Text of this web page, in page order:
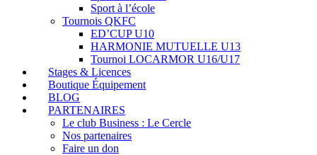
Sport à l’école
Tournois QKFC
ED’CUP U10
HARMONIE MUTUELLE U13
Tournoi LOCARMOR U16/U17
Stages & Licences
Boutique Équipement
BLOG
PARTENAIRES
Le club Business : Le Cercle
Nos partenaires
Faire un don